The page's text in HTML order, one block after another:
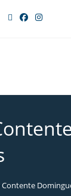
Contente